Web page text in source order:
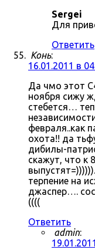
Sergei
Для
Ответить
Конь:
16.01.2011 в
Да чмо этот
ноября сижу
стебется…
февраля..как
охота!! да
дибилы-
скажут, что к
терпение на
джаспер….
((((
Ответить
admin: